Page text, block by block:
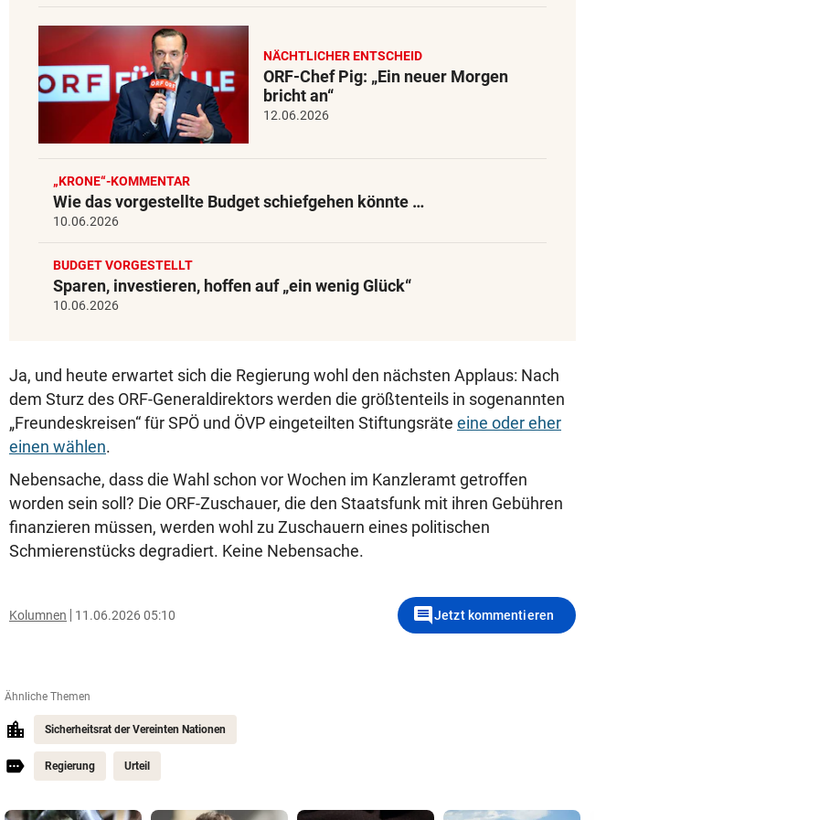
NÄCHTLICHER ENTSCHEID
ORF-Chef Pig: „Ein neuer Morgen
bricht an“
12.06.2026
„KRONE“-KOMMENTAR
Wie das vorgestellte Budget schiefgehen könnte …
10.06.2026
BUDGET VORGESTELLT
Sparen, investieren, hoffen auf „ein wenig Glück“
10.06.2026
Ja, und heute erwartet sich die Regierung wohl den nächsten Applaus: Nach
dem Sturz des ORF-Generaldirektors werden die größtenteils in sogenannten
„Freundeskreisen“ für SPÖ und ÖVP eingeteilten Stiftungsräte eine oder eher
einen wählen.
Nebensache, dass die Wahl schon vor Wochen im Kanzleramt getroffen
worden sein soll? Die ORF-Zuschauer, die den Staatsfunk mit ihren Gebühren
finanzieren müssen, werden wohl zu Zuschauern eines politischen
Schmierenstücks degradiert. Keine Nebensache.
Kolumnen 11.06.2026 05:10 commentJetzt kommentieren
Ähnliche Themen
Sicherheitsrat der Vereinten Nationen
Regierung Urteil